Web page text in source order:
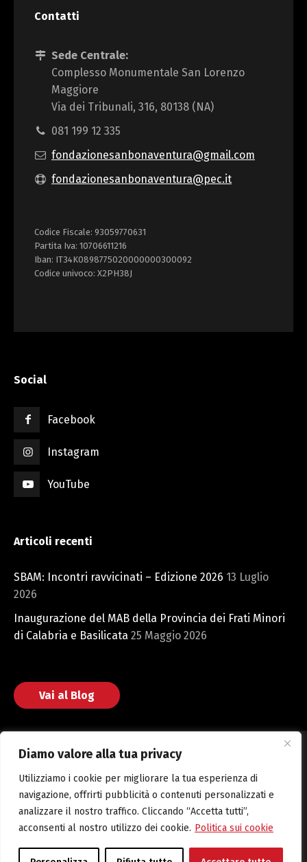
Diamo valore alla tua privacy
Utilizziamo i cookie per migliorare la tua esperienza di
navigazione, offrirti pubblicità o contenuti personalizzati e
analizzare il nostro traffico. Cliccando “Accetta tutti”,
acconsenti al nostro utilizzo dei cookie. Politica sui cookie
Contatti
Sede Centrale:
Complesso Monumentale San Lorenzo
Maggiore
Via dei Tribunali, 316, 80138 (NA)
081 199 12 335
fondazionesanbonaventura@gmail.com
fondazionesanbonaventura@pec.it
Codice Fiscale: 93059770631
Partita Iva: 10706611216
Iban: IT34K0898775020000000300092
Codice univoco: X2PH38J
Social
Facebook
Instagram
YouTube
Articoli recenti
SBAM: Incontri ravvicinati – Edizione 2026 13 Luglio
2026
Inaugurazione del MAB della Provincia dei Frati Minori
di Calabria e Basilicata 25 Maggio 2026
Vai al Blog
Fondazione San Bonaventura © 2025 Web powered by CMH
Amministrazione Trasparente Cookie Policy Privacy Policy